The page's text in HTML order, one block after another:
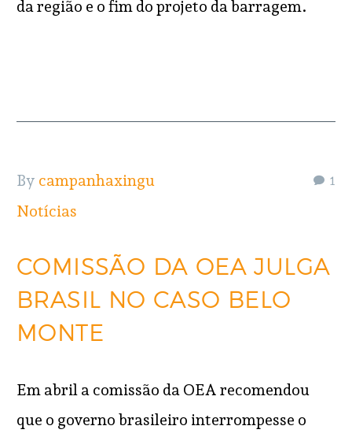
da região e o fim do projeto da barragem.
1
By campanhaxingu
Notícias
COMISSÃO DA OEA JULGA
BRASIL NO CASO BELO
MONTE
Em abril a comissão da OEA recomendou
que o governo brasileiro interrompesse o